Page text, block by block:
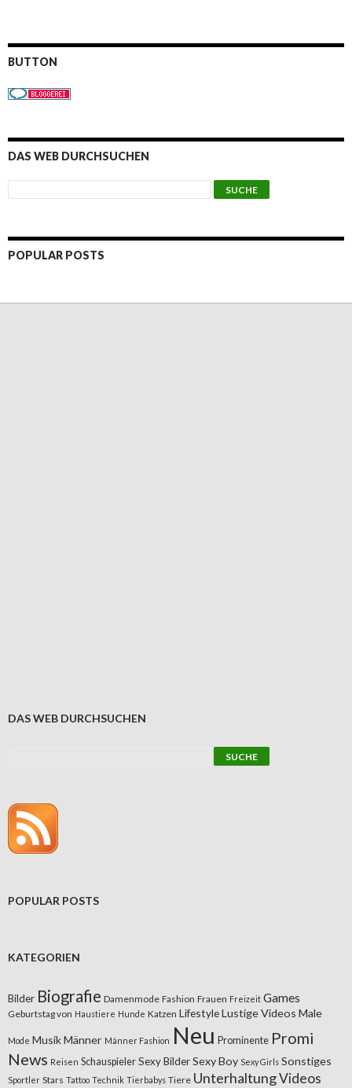
BUTTON
DAS WEB DURCHSUCHEN
POPULAR POSTS
DAS WEB DURCHSUCHEN
POPULAR POSTS
KATEGORIEN
Bilder Biografie Damenmode Fashion Frauen Freizeit Games
Geburtstag von Haustiere Hunde Katzen LifestyleLustige Videos Male
Mode MusikMänner Männer Fashion Neu Prominente Promi
News Reisen Schauspieler Sexy BilderSexy Boy Sexy Girls Sonstiges
Sportler Stars Tattoo Technik Tierbabys Tiere UnterhaltungVideos